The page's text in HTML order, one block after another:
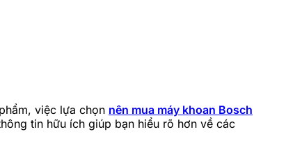
việc lựa chọn nên mua máy khoan Bosch
tin hữu ích giúp bạn hiểu rõ hơn về các